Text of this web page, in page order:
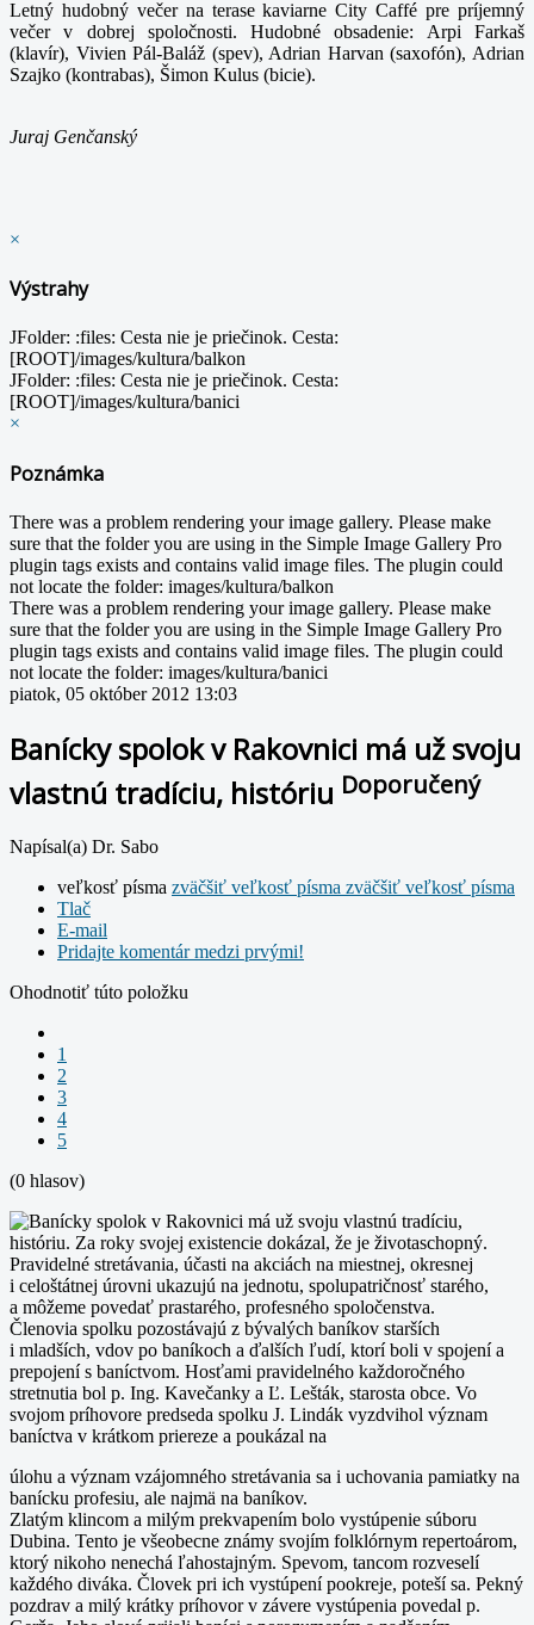
Letný hudobný večer na terase kaviarne City Caffé pre príjemný
večer v dobrej spoločnosti. Hudobné obsadenie: Arpi Farkaš
(klavír), Vivien Pál-Baláž (spev), Adrian Harvan (saxofón), Adrian
Szajko (kontrabas), Šimon Kulus (bicie).
Juraj Genčanský
×
Výstrahy
JFolder: :files: Cesta nie je priečinok. Cesta:
[ROOT]/images/kultura/balkon
JFolder: :files: Cesta nie je priečinok. Cesta:
[ROOT]/images/kultura/banici
×
Poznámka
There was a problem rendering your image gallery. Please make
sure that the folder you are using in the Simple Image Gallery Pro
plugin tags exists and contains valid image files. The plugin could
not locate the folder: images/kultura/balkon
There was a problem rendering your image gallery. Please make
sure that the folder you are using in the Simple Image Gallery Pro
plugin tags exists and contains valid image files. The plugin could
not locate the folder: images/kultura/banici
piatok, 05 október 2012 13:03
Banícky spolok v Rakovnici má už svoju
vlastnú tradíciu, históriu Doporučený
Napísal(a) Dr. Sabo
veľkosť písma zväčšiť veľkosť písma zväčšiť veľkosť písma
Tlač
E-mail
Pridajte komentár medzi prvými!
Ohodnotiť túto položku
1
2
3
4
5
(0 hlasov)
Banícky spolok v Rakovnici má už svoju vlastnú tradíciu,
históriu. Za roky svojej existencie dokázal, že je životaschopný.
Pravidelné stretávania, účasti na akciách na miestnej, okresnej
i celoštátnej úrovni ukazujú na jednotu, spolupatričnosť starého,
a môžeme povedať prastarého, profesného spoločenstva.
Členovia spolku pozostávajú z bývalých baníkov starších
i mladších, vdov po baníkoch a ďalších ľudí, ktorí boli v spojení a
prepojení s baníctvom. Hosťami pravidelného každoročného
stretnutia bol p. Ing. Kavečanky a Ľ. Lešták, starosta obce. Vo
svojom príhovore predseda spolku J. Lindák vyzdvihol význam
baníctva v krátkom priereze a poukázal na
úlohu a význam vzájomného stretávania sa i uchovania pamiatky na
banícku profesiu, ale najmä na baníkov.
Zlatým klincom a milým prekvapením bolo vystúpenie súboru
Dubina. Tento je všeobecne známy svojím folklórnym repertoárom,
ktorý nikoho nenechá ľahostajným. Spevom, tancom rozveselí
každého diváka. Človek pri ich vystúpení pookreje, poteší sa. Pekný
pozdrav a milý krátky príhovor v závere vystúpenia povedal p.